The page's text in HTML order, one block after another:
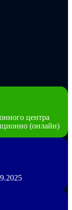
центра
(онлайн)